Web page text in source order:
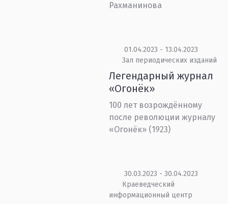
Рахманинова
01.04.2023 - 13.04.2023
Зал периодических изданий
Легендарный журнал
«Огонёк»
100 лет возрождённому
после революции журналу
«Огонёк» (1923)
30.03.2023 - 30.04.2023
Краеведческий
информационный центр